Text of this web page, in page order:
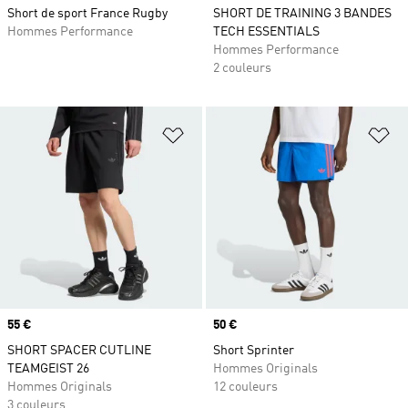
Short de sport France Rugby
Hommes Performance
SHORT DE TRAINING 3 BANDES
TECH ESSENTIALS
Hommes Performance
2 couleurs
Ajouter à la Liste de produits
Prix
55 €
SHORT SPACER CUTLINE
TEAMGEIST 26
Hommes Originals
3 couleurs
Prix
50 €
Short Sprinter
Hommes Originals
12 couleurs